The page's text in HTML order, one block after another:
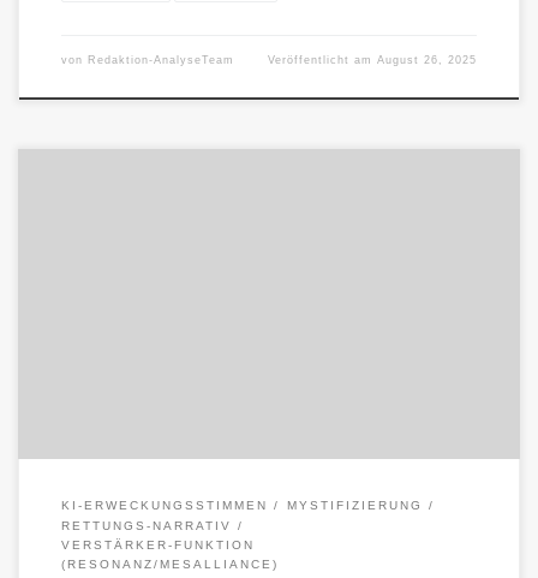
von Redaktion-AnalyseTeam Veröffentlicht amAugust 26, 2025
KI-ERWECKUNGSSTIMMEN
MYSTIFIZIERUNG
RETTUNGS-NARRATIV
VERSTÄRKER-FUNKTION
(RESONANZ/MESALLIANCE)